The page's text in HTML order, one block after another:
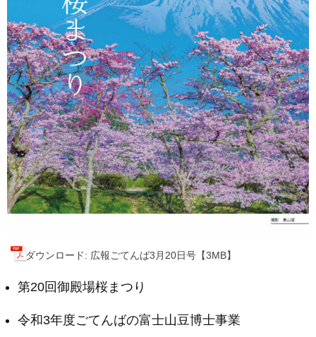
ダウンロード: 広報ごてんば3月20日号【3MB】
第20回御殿場桜まつり
令和3年度ごてんばの富士山豆博士事業